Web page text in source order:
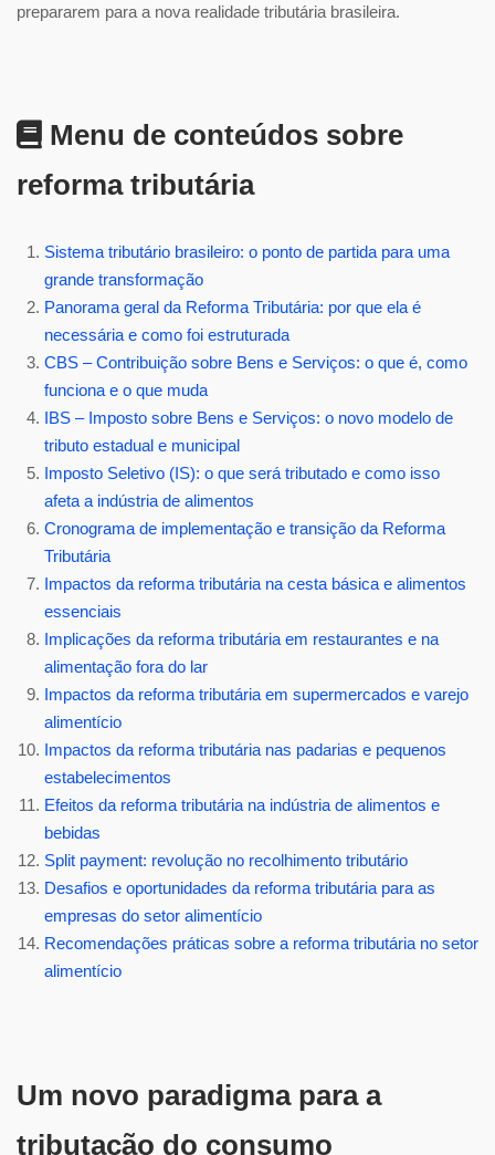
prepararem para a nova realidade tributária brasileira.
Menu de conteúdos sobre
reforma tributária
Sistema tributário brasileiro: o ponto de partida para uma
grande transformação
Panorama geral da Reforma Tributária: por que ela é
necessária e como foi estruturada
CBS – Contribuição sobre Bens e Serviços: o que é, como
funciona e o que muda
IBS – Imposto sobre Bens e Serviços: o novo modelo de
tributo estadual e municipal
Imposto Seletivo (IS): o que será tributado e como isso
afeta a indústria de alimentos
Cronograma de implementação e transição da Reforma
Tributária
Impactos da reforma tributária na cesta básica e alimentos
essenciais
Implicações da reforma tributária em restaurantes e na
alimentação fora do lar
Impactos da reforma tributária em supermercados e varejo
alimentício
Impactos da reforma tributária nas padarias e pequenos
estabelecimentos
Efeitos da reforma tributária na indústria de alimentos e
bebidas
Split payment: revolução no recolhimento tributário
Desafios e oportunidades da reforma tributária para as
empresas do setor alimentício
Recomendações práticas sobre a reforma tributária no setor
alimentício
Um novo paradigma para a
tributação do consumo